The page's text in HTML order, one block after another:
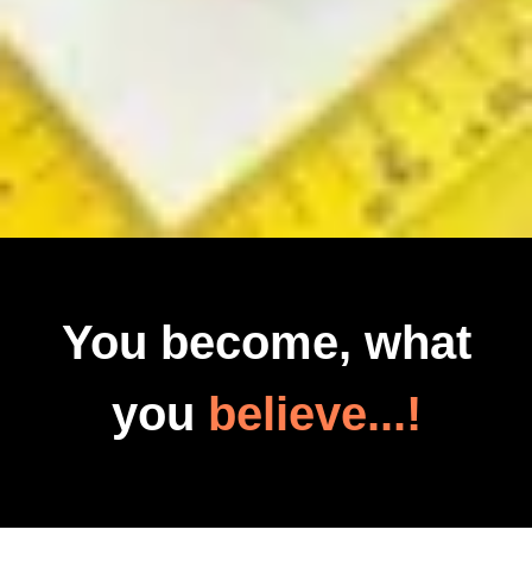
You become, what
you believe...!